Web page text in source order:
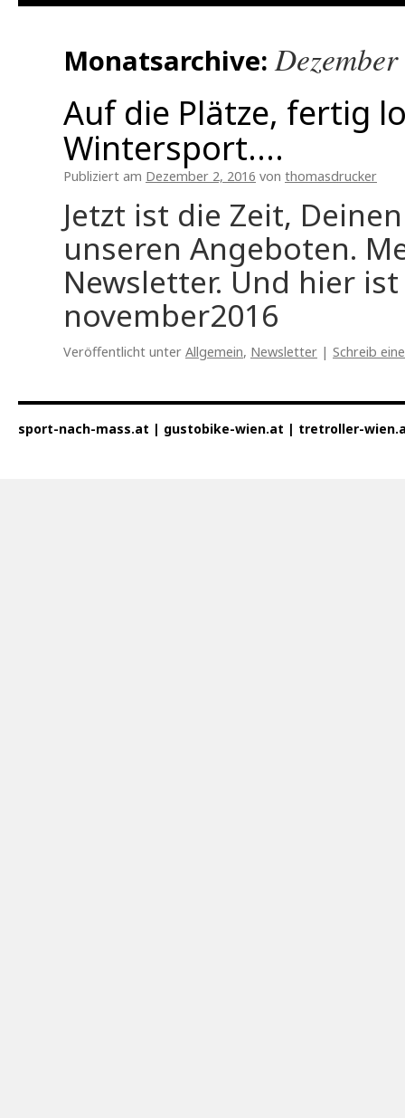
springenMonatsarchive:
Auf die Plätze, fertig
Wintersport….
Publiziert am Dezember 2, 2016 von thomasdrucker
Jetzt ist die Zeit,
unseren Angeboten.
Newsletter. Und hier
november2016
Veröffentlicht unter Allgemein, Newsletter | Schreib
sport-nach-mass.at | gustobike-wien.at | tretroller-